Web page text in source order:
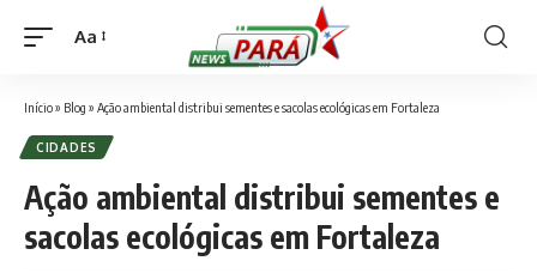
Font
Aa
Início» Blog » Ação ambiental distribui sementes e sacolas ecológicas em Fortaleza
CIDADES
Ação ambiental distribui sementes e
sacolas ecológicas em Fortaleza